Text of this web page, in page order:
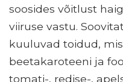
soosides võitlust
viiruse vastu.
kuuluvad toidud,
beetakaroteeni ja
tomati-, redise-,